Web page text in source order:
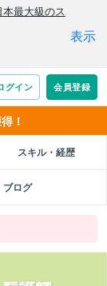
！
スキル・経歴
ブログ